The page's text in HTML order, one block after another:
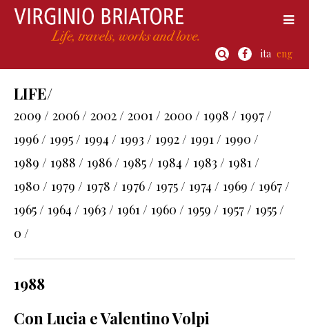
ita eng
LIFE/
2009 / 2006 / 2002 / 2001 / 2000 / 1998 / 1997 /
1996 / 1995 / 1994 / 1993 / 1992 / 1991 / 1990 /
1989 / 1988 / 1986 / 1985 / 1984 / 1983 / 1981 /
1980 / 1979 / 1978 / 1976 / 1975 / 1974 / 1969 / 1967 /
1965 / 1964 / 1963 / 1961 / 1960 / 1959 / 1957 / 1955 /
0 /
1988
Con Lucia e Valentino Volpi